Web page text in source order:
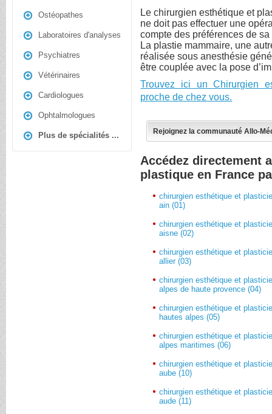
Ostéopathes
Laboratoires d'analyses
Psychiatres
Vétérinaires
Cardiologues
Ophtalmologues
Plus de spécialités ...
Le chirurgien esthétique et
ne doit pas effectuer une
compte des préférences de
La plastie mammaire, une
réalisée sous anesthésie
être couplée avec la pose
Trouvez ici un Chirurgien
proche de chez vous.
Rejoignez la communauté Allo-
Accédez directement
plastique en France
chirurgien esthétique et
ain (01)
chirurgien esthétique et
aisne (02)
chirurgien esthétique et
allier (03)
chirurgien esthétique et
alpes de haute provence (04)
chirurgien esthétique et
hautes alpes (05)
chirurgien esthétique et
alpes maritimes (06)
chirurgien esthétique et
aube (10)
chirurgien esthétique et
aude (11)